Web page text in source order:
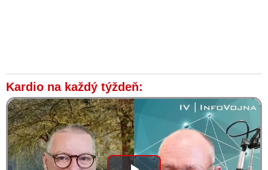
Kardio na každý týždeň: